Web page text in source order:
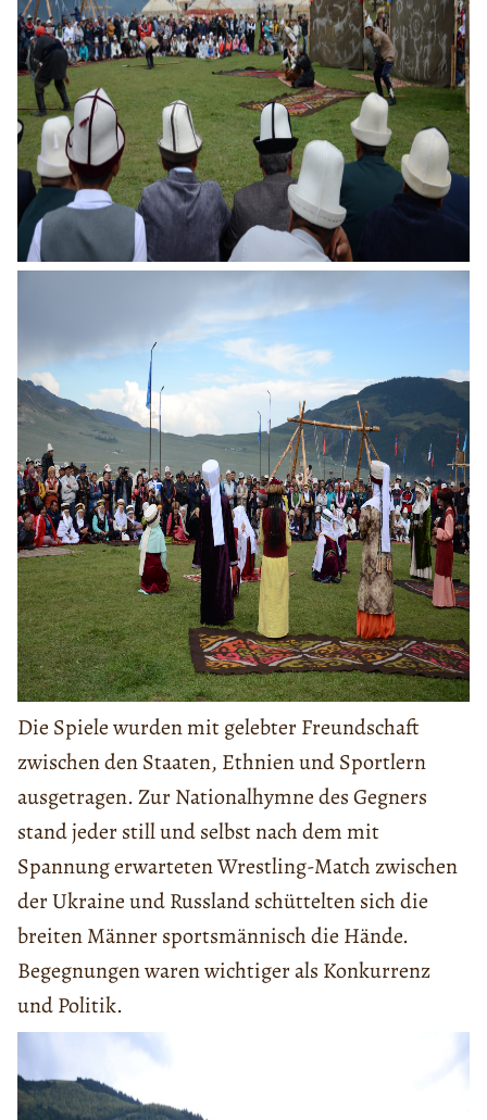
Die Spiele wurden mit gelebter Freundschaft
zwischen den Staaten, Ethnien und Sportlern
ausgetragen. Zur Nationalhymne des Gegners
stand jeder still und selbst nach dem mit
Spannung erwarteten Wrestling-Match zwischen
der Ukraine und Russland schüttelten sich die
breiten Männer sportsmännisch die Hände.
Begegnungen waren wichtiger als Konkurrenz
und Politik.